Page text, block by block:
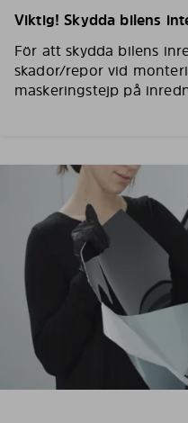
Viktig! Skydda bilens
För att skydda bilens
skador/repor vid
maskeringstejp på